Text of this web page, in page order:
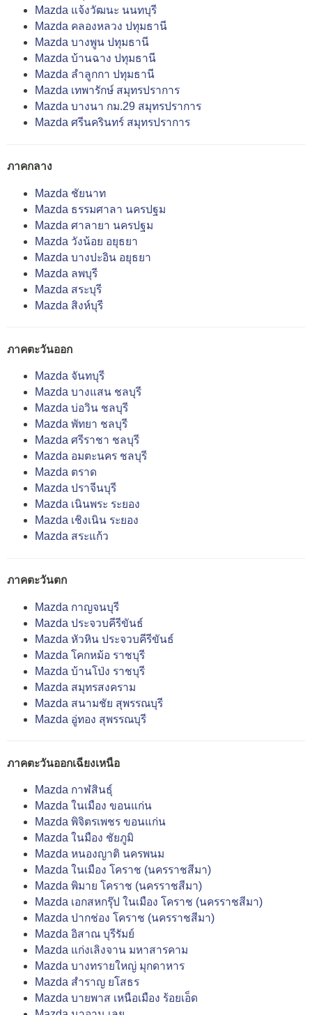
Mazda แจ้งวัฒนะ นนทบุรี
Mazda คลองหลวง ปทุมธานี
Mazda บางพูน ปทุมธานี
Mazda บ้านฉาง ปทุมธานี
Mazda ลำลูกกา ปทุมธานี
Mazda เทพารักษ์ สมุทรปราการ
Mazda บางนา กม.29 สมุทรปราการ
Mazda ศรีนครินทร์ สมุทรปราการ
ภาคกลาง
Mazda ชัยนาท
Mazda ธรรมศาลา นครปฐม
Mazda ศาลายา นครปฐม
Mazda วังน้อย อยุธยา
Mazda บางปะอิน อยุธยา
Mazda ลพบุรี
Mazda สระบุรี
Mazda สิงห์บุรี
ภาคตะวันออก
Mazda จันทบุรี
Mazda บางแสน ชลบุรี
Mazda บ่อวิน ชลบุรี
Mazda พัทยา ชลบุรี
Mazda ศรีราชา ชลบุรี
Mazda อมตะนคร ชลบุรี
Mazda ตราด
Mazda ปราจีนบุรี
Mazda เนินพระ ระยอง
Mazda เชิงเนิน ระยอง
Mazda สระแก้ว
ภาคตะวันตก
Mazda กาญจนบุรี
Mazda ประจวบคีรีขันธ์
Mazda หัวหิน ประจวบคีรีขันธ์
Mazda โคกหม้อ ราชบุรี
Mazda บ้านโป่ง ราชบุรี
Mazda สมุทรสงคราม
Mazda สนามชัย สุพรรณบุรี
Mazda อู่ทอง สุพรรณบุรี
ภาคตะวันออกเฉียงเหนือ
Mazda กาฬสินธุ์
Mazda ในเมือง ขอนแก่น
Mazda พิจิตรเพชร ขอนแก่น
Mazda ในมือง ชัยภูมิ
Mazda หนองญาติ นครพนม
Mazda ในเมือง โคราช (นครราชสีมา)
Mazda พิมาย โคราช (นครราชสีมา)
Mazda เอกสหกรุ๊ป ในเมือง โคราช (นครราชสีมา)
Mazda ปากช่อง โคราช (นครราชสีมา)
Mazda อิสาณ บุรีรัมย์
Mazda แก่งเลิงจาน มหาสารคาม
Mazda บางทรายใหญ่ มุกดาหาร
Mazda สำราญ ยโสธร
Mazda บายพาส เหนือเมือง ร้อยเอ็ด